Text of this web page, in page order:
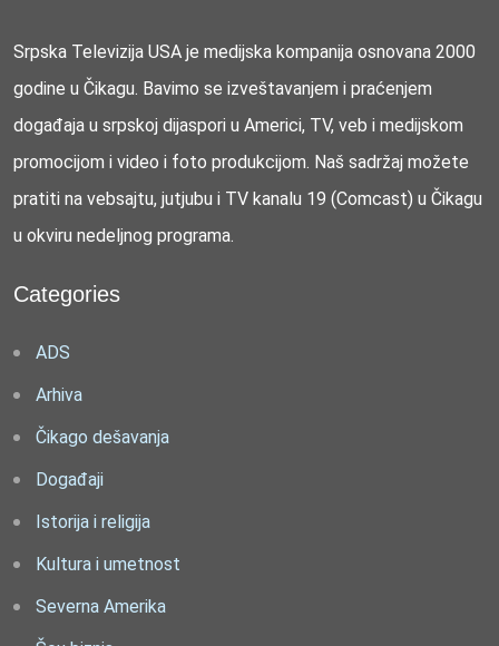
Srpska Televizija USA je medijska kompanija osnovana 2000
godine u Čikagu. Bavimo se izveštavanjem i praćenjem
događaja u srpskoj dijaspori u Americi, TV, veb i medijskom
promocijom i video i foto produkcijom. Naš sadržaj možete
pratiti na vebsajtu, jutjubu i TV kanalu 19 (Comcast) u Čikagu
u okviru nedeljnog programa.
Categories
ADS
Arhiva
Čikago dešavanja
Događaji
Istorija i religija
Kultura i umetnost
Severna Amerika